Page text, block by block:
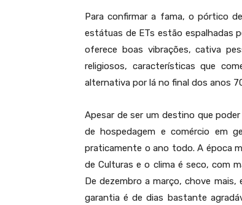
Para confirmar a fama, o pórtico
estátuas de ETs estão espalhadas
oferece boas vibrações, cativa
religiosos, características que
alternativa por lá no final dos anos
Apesar de ser um destino que
de hospedagem e comércio em
praticamente o ano todo. A época
de Culturas e o clima é seco, com
De dezembro a março, chove mais,
garantia é de dias bastante